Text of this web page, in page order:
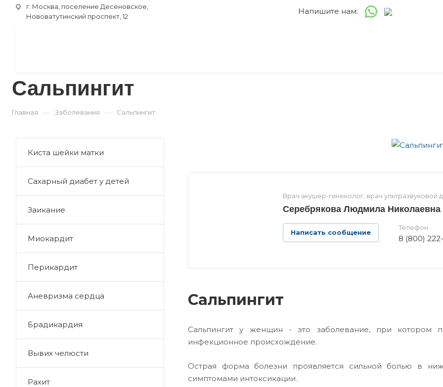
г. Москва, поселение Десёновское,
Нововатутинский проспект, 12
Напишите нам:
Сальпингит
Главная — Заболевания — Сальпингит
Врач акушер-гинеколог, врач ультразвуковой
Серебрякова Людмила Николаевна
Написать сообщение
Телефон
8 (800)
Сальпингит
Сальпингит у женщин - это заболевание, при котором
инфекционное происхождение.
Острая форма болезни проявляется сильной болью в
симптомами интоксикации.
Киста шейки матки
Сахарный диабет у детей
Заикание
Миокардит
Перикардит
Аневризма сердца
Брадикардия
Вывих челюсти
Рахит